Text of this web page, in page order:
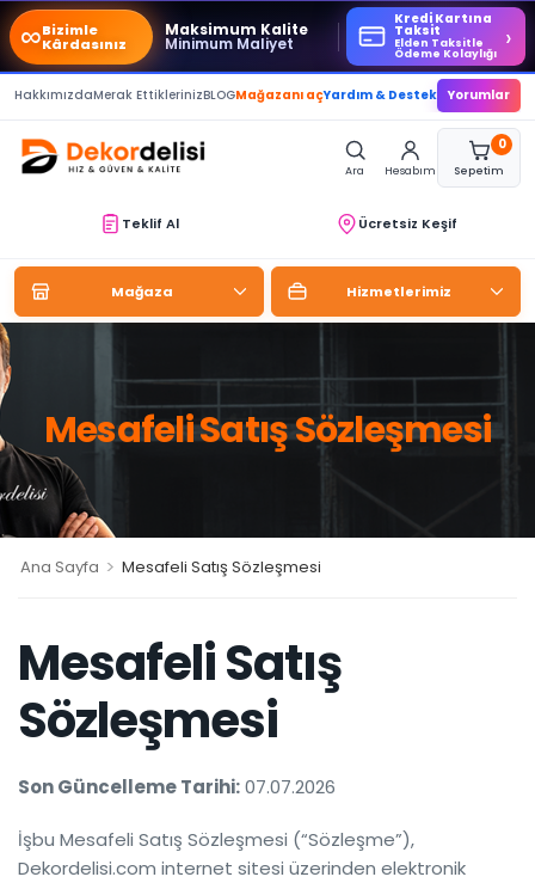
∞Bizimle
Kârdasınız
Maksimum Kalite
Minimum Maliyet
Kredi Kartına
Taksit
Elden Taksitle
Ödeme Kolaylığı
›
HakkımızdaMerak EttiklerinizBLOGMağazanı açYardım & Destek Yorumlar
Ara Hesabım
0
Sepetim
Teklif Al Ücretsiz Keşif
Mağaza Hizmetlerimiz
Mesafeli Satış Sözleşmesi
Ana Sayfa > Mesafeli Satış Sözleşmesi
Mesafeli Satış
Sözleşmesi
Son Güncelleme Tarihi:07.07.2026
İşbu Mesafeli Satış Sözleşmesi (“Sözleşme”),
Dekordelisi.com internet sitesi üzerinden elektronik